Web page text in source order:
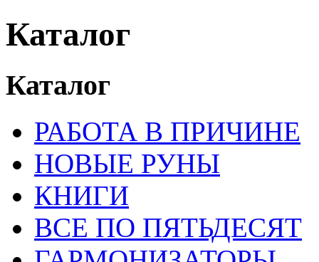
Каталог
Каталог
РАБОТА В ПРИЧИНЕ
НОВЫЕ РУНЫ
КНИГИ
ВСЕ ПО ПЯТЬДЕСЯТ